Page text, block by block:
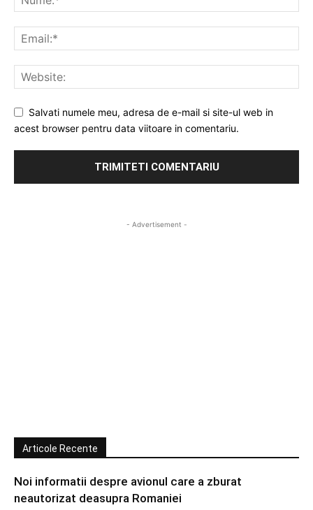
Salvati numele meu, adresa de e-mail si site-ul web in
acest browser pentru data viitoare in comentariu.
- Advertisement -
Articole Recente
Noi informatii despre avionul care a zburat
neautorizat deasupra Romaniei